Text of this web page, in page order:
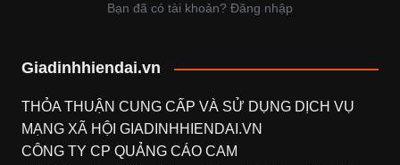
Bạn đã có tài khoản? Đăng nhập
Giadinhhiendai.vn
THỎA THUẬN CUNG CẤP VÀ SỬ DỤNG DỊCH VỤ
MẠNG XÃ HỘI GIADINHHIENDAI.VN
CÔNG TY CP QUẢNG CÁO CAM